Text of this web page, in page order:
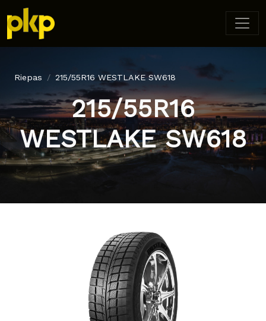
Riepas 215/55R16 WESTLAKE SW618
215/55R16
WESTLAKE SW618